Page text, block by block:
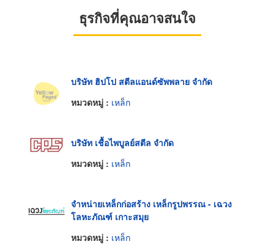
ธุรกิจที่คุณอาจสนใจ
บริษัท ฮิปโป สตีลแอนด์ซัพพลาย จำกัด
หมวดหมู่ : เหล็ก
บริษัท เชื้อไพบูลย์สตีล จำกัด
หมวดหมู่ : เหล็ก
จำหน่ายเหล็กก่อสร้าง เหล็กรูปพรรณ - เฉวง
โลหะภัณฑ์ เกาะสมุย
หมวดหมู่ : เหล็ก